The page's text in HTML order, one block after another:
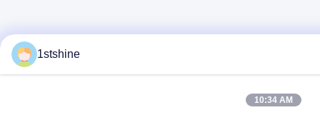
1stshine
10:34 AM